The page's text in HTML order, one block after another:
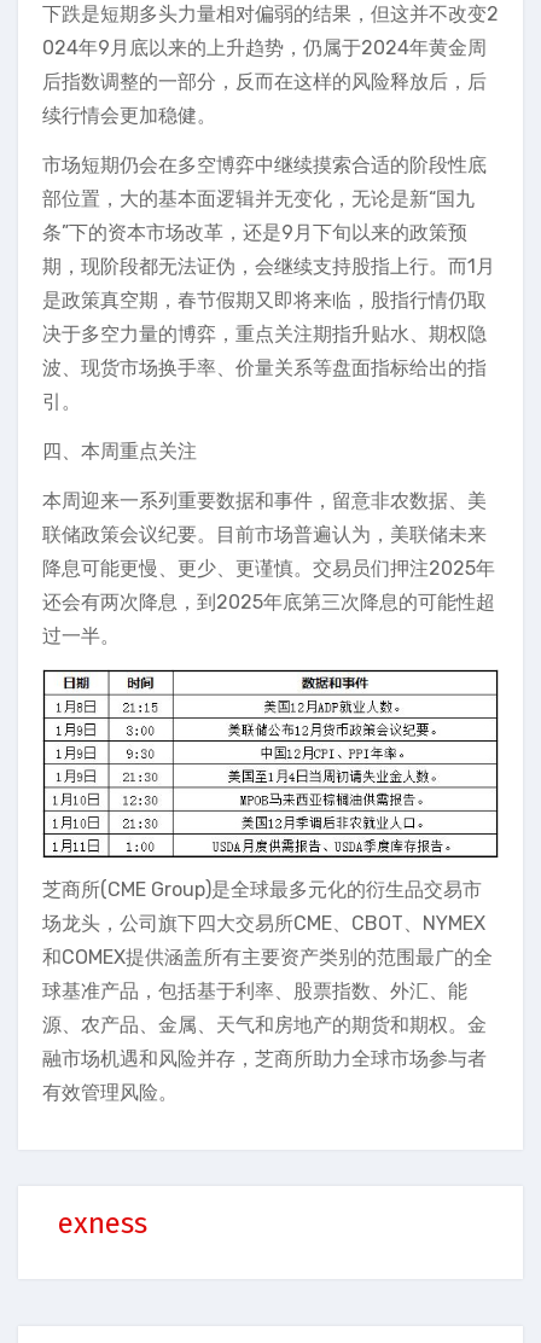
下跌是短期多头力量相对偏弱的结果，但这并不改变2
024年9月底以来的上升趋势，仍属于2024年黄金周
后指数调整的一部分，反而在这样的风险释放后，后
续行情会更加稳健。
市场短期仍会在多空博弈中继续摸索合适的阶段性底
部位置，大的基本面逻辑并无变化，无论是新“国九
条”下的资本市场改革，还是9月下旬以来的政策预
期，现阶段都无法证伪，会继续支持股指上行。而1月
是政策真空期，春节假期又即将来临，股指行情仍取
决于多空力量的博弈，重点关注期指升贴水、期权隐
波、现货市场换手率、价量关系等盘面指标给出的指
引。
四、本周重点关注
本周迎来一系列重要数据和事件，留意非农数据、美
联储政策会议纪要。目前市场普遍认为，美联储未来
降息可能更慢、更少、更谨慎。交易员们押注2025年
还会有两次降息，到2025年底第三次降息的可能性超
过一半。
芝商所(CME Group)是全球最多元化的衍生品交易市
场龙头，公司旗下四大交易所CME、CBOT、NYMEX
和COMEX提供涵盖所有主要资产类别的范围最广的全
球基准产品，包括基于利率、股票指数、外汇、能
源、农产品、金属、天气和房地产的期货和期权。金
融市场机遇和风险并存，芝商所助力全球市场参与者
有效管理风险。
exness